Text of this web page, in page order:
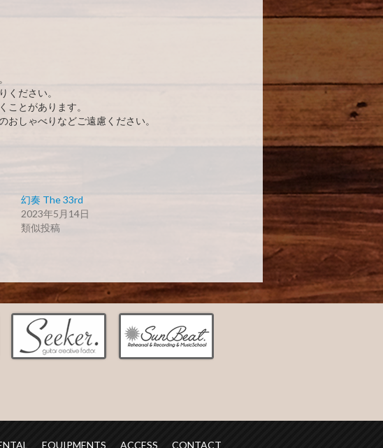
ください。
ことがあります。
しゃべりなどご遠慮ください。
幻奏 The 33rd
2023年5月14日
類似投稿
EQUIPMENTS ACCESS CONTACT